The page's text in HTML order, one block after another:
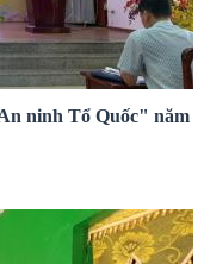
ninh Tổ Quốc" năm